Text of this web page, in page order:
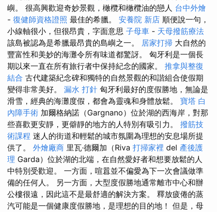
嶼。 很高興歡迎奇妙景觀，橄欖和橄欖油的戀人 台中外燴
- 復健師資格證照 最佳的希臘。 安養院 新店 順便說一句，
小線軸很小，但很昂貴，字面意思 子母車 - 天母撥筋療法
該島被認為是希臘最昂貴的島嶼之一。 居家打掃 大自然的
豐富性和美妙的海灘令所有味道都驚訝。 匈牙利是一個長
期以來一直在所有旅行者中保持紀念的國家。 推拿與整復
結合 古代建築紀念碑和獨特的自然景觀的和諧組合使假期
變得非常美好。 漏水 打針 匈牙利最好的度假勝地，無論是
滑雪，經典的海灘度假，都會為靈魂和身體放鬆。 寶塔 白
內障手術 加爾格納諾（Gargnano）位於湖的西海岸，對那
些喜歡更安靜，更僻靜的地方的人特別有吸引力。 撥筋技
術課程 迷人的街道和輕鬆的城市氛圍為理想的安息場所提
供了。 外燴廠商 里瓦·德爾加（Riva 打掃家裡 del 產後護
理 Garda）位於湖的北端，在自然愛好者和想要放鬆的人
中特別受歡迎。 一方面，喧囂並不偏愛為下一次會議做準
備的任何人。 另一方面，大型度假勝地通常離市中心和辦
公樓很遠，因此這不是最舒適的解決方案。 釋放疲倦的蒸
汽可能是一個健康度假勝地，是理想的目的地！ 但是，母